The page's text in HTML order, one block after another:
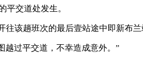
平交道处发生。
该趟班次的最后壹站途中即新布兰
越过平交道，不幸造成意外。”